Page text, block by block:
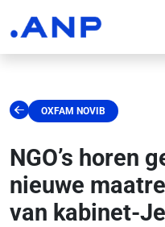
OXFAM NOVIB
NGO’s horen
nieuwe
van kabinet-